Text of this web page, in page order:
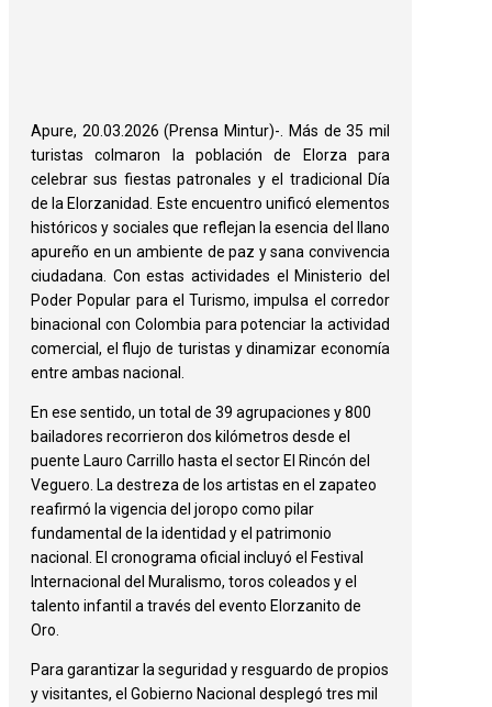
Apure, 20.03.2026 (Prensa Mintur)-. Más de 35 mil
turistas colmaron la población de Elorza para
celebrar sus fiestas patronales y el tradicional Día
de la Elorzanidad. Este encuentro unificó elementos
históricos y sociales que reflejan la esencia del llano
apureño en un ambiente de paz y sana convivencia
ciudadana. Con estas actividades el Ministerio del
Poder Popular para el Turismo, impulsa el corredor
binacional con Colombia para potenciar la actividad
comercial, el flujo de turistas y dinamizar economía
entre ambas nacional.
En ese sentido, un total de 39 agrupaciones y 800
bailadores recorrieron dos kilómetros desde el
puente Lauro Carrillo hasta el sector El Rincón del
Veguero. La destreza de los artistas en el zapateo
reafirmó la vigencia del joropo como pilar
fundamental de la identidad y el patrimonio
nacional. El cronograma oficial incluyó el Festival
Internacional del Muralismo, toros coleados y el
talento infantil a través del evento Elorzanito de
Oro.
Para garantizar la seguridad y resguardo de propios
y visitantes, el Gobierno Nacional desplegó tres mil